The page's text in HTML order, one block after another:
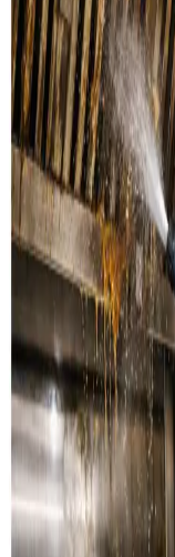
Industri &
Professionel
og erhvervsanlæg i